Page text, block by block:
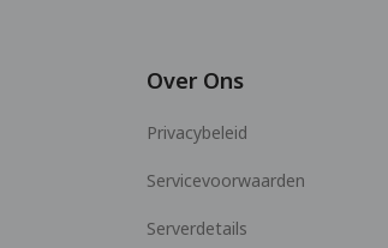
Over Ons
Privacybeleid
Servicevoorwaarden
Serverdetails